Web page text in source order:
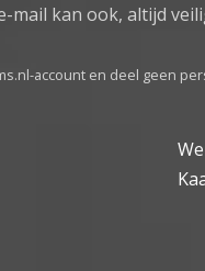
mail kan ook, altijd
account en deel geen